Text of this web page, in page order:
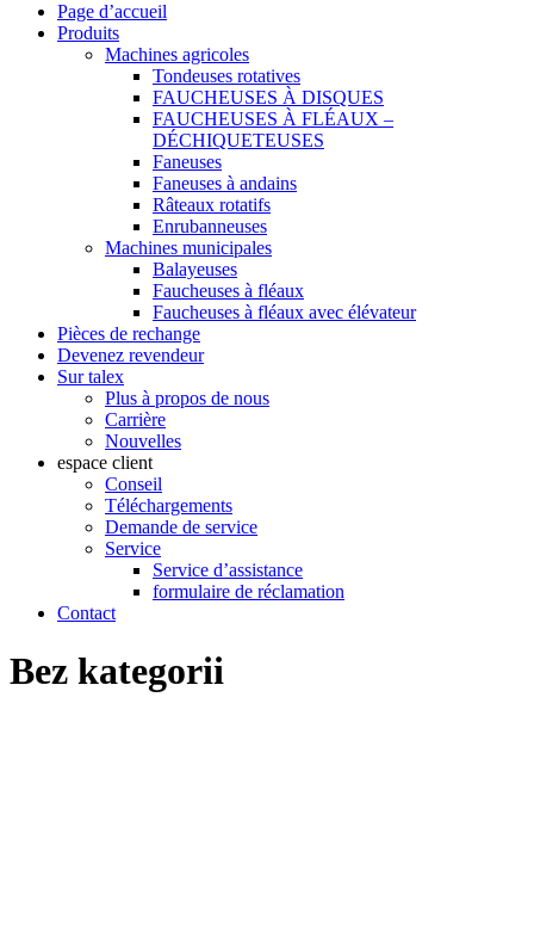
Page d’accueil
Produits
Machines agricoles
Tondeuses rotatives
FAUCHEUSES À DISQUES
FAUCHEUSES À FLÉAUX –
DÉCHIQUETEUSES
Faneuses
Faneuses à andains
Râteaux rotatifs
Enrubanneuses
Machines municipales
Balayeuses
Faucheuses à fléaux
Faucheuses à fléaux avec élévateur
Pièces de rechange
Devenez revendeur
Sur talex
Plus à propos de nous
Carrière
Nouvelles
espace client
Conseil
Téléchargements
Demande de service
Service
Service d’assistance
formulaire de réclamation
Contact
Bez kategorii